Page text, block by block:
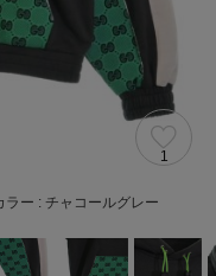
1
ラー : チャコールグレー